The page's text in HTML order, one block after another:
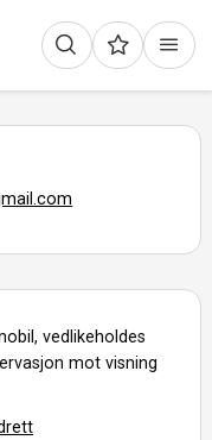
vedlikeholdes
mot visning